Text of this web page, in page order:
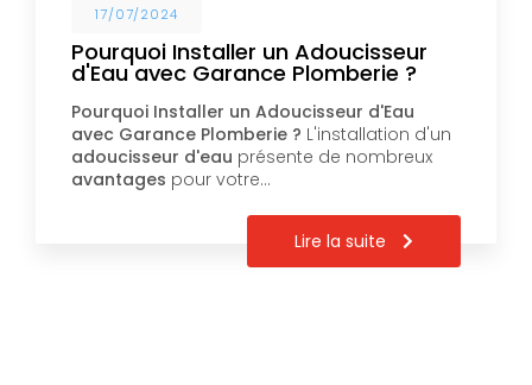
17/07/2024
Pourquoi Installer un Adoucisseur
d'Eau avec Garance Plomberie ?
Pourquoi Installer un Adoucisseur d'Eau
avec Garance Plomberie ? L'installation d'un
adoucisseur d'eau présente de nombreux
avantages pour votre…
Lire la suite